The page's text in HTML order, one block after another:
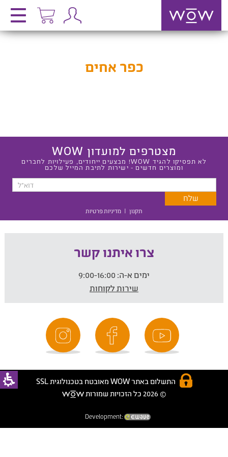
כפר אחים
מצטרפים למועדון WOW
לא תפסיקו להגיד WOW! מבצעים ייחודים, פעילויות לחברים
ומוצרים חדשים - ישירות לתיבת המייל שלכם
תקנון | מדיניות פרטיות
צרו איתנו קשר
ימים א-ה:
שירות לקוחות
התשלום באתר WOW מאובטח בטכנולוגית SSL
© 2026 כל הזכויות שמורות
Development: